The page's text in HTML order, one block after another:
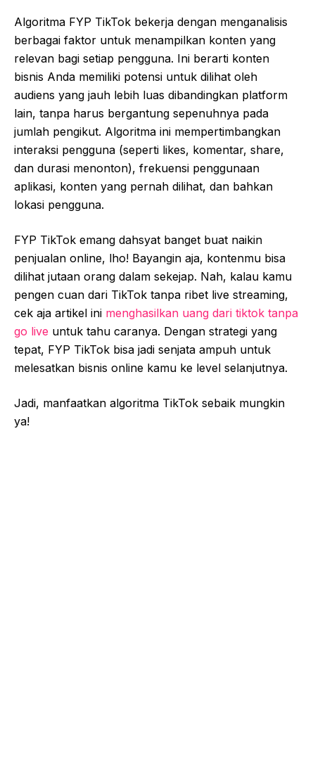
Algoritma FYP TikTok bekerja dengan menganalisis
berbagai faktor untuk menampilkan konten yang
relevan bagi setiap pengguna. Ini berarti konten
bisnis Anda memiliki potensi untuk dilihat oleh
audiens yang jauh lebih luas dibandingkan platform
lain, tanpa harus bergantung sepenuhnya pada
jumlah pengikut. Algoritma ini mempertimbangkan
interaksi pengguna (seperti likes, komentar, share,
dan durasi menonton), frekuensi penggunaan
aplikasi, konten yang pernah dilihat, dan bahkan
lokasi pengguna.
FYP TikTok emang dahsyat banget buat naikin
penjualan online, lho! Bayangin aja, kontenmu bisa
dilihat jutaan orang dalam sekejap. Nah, kalau kamu
pengen cuan dari TikTok tanpa ribet live streaming,
cek aja artikel ini menghasilkan uang dari tiktok tanpa
go live untuk tahu caranya. Dengan strategi yang
tepat, FYP TikTok bisa jadi senjata ampuh untuk
melesatkan bisnis online kamu ke level selanjutnya.
Jadi, manfaatkan algoritma TikTok sebaik mungkin
ya!